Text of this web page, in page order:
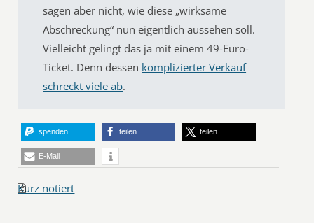
sagen aber nicht, wie diese „wirksame
Abschreckung“ nun eigentlich aussehen soll.
Vielleicht gelingt das ja mit einem 49-Euro-
Ticket. Denn dessen komplizierter Verkauf
schreckt viele ab.
spenden teilen teilen
E-Mail
Kurz notiert